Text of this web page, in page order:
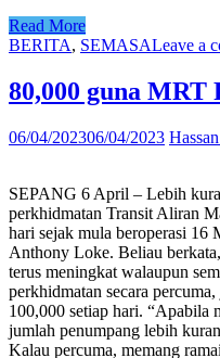
Read More
BERITA, SEMASALeave a
80,000 guna
06/04/202306/04/2023
SEPANG 6 April – Lebih
perkhidmatan Transit Aliran
hari sejak mula beroperasi 16
Anthony Loke. Beliau
terus meningkat walaupun
perkhidmatan secara
100,000 setiap hari. “Apabila
jumlah penumpang lebih
Kalau percuma, memang